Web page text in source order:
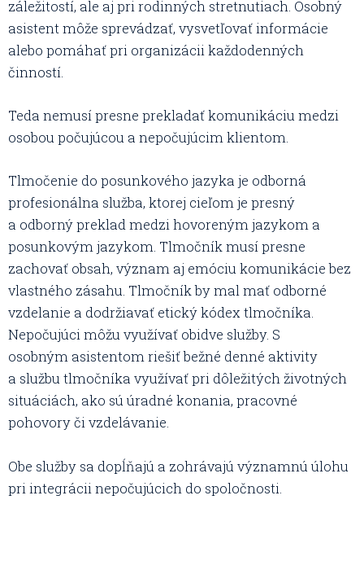
záležitostí, ale aj pri rodinných stretnutiach. Osobný
asistent môže sprevádzať, vysvetľovať informácie
alebo pomáhať pri organizácii každodenných
činností.
Teda nemusí presne prekladať komunikáciu medzi
osobou počujúcou a nepočujúcim klientom.
Tlmočenie do posunkového jazyka je odborná
profesionálna služba, ktorej cieľom je presný
a odborný preklad medzi hovoreným jazykom a
posunkovým jazykom. Tlmočník musí presne
zachovať obsah, význam aj emóciu komunikácie bez
vlastného zásahu. Tlmočník by mal mať odborné
vzdelanie a dodržiavať etický kódex tlmočníka.
Nepočujúci môžu využívať obidve služby. S
osobným asistentom riešiť bežné denné aktivity
a službu tlmočníka využívať pri dôležitých životných
situáciách, ako sú úradné konania, pracovné
pohovory či vzdelávanie.
Obe služby sa dopĺňajú a zohrávajú významnú úlohu
pri integrácii nepočujúcich do spoločnosti.